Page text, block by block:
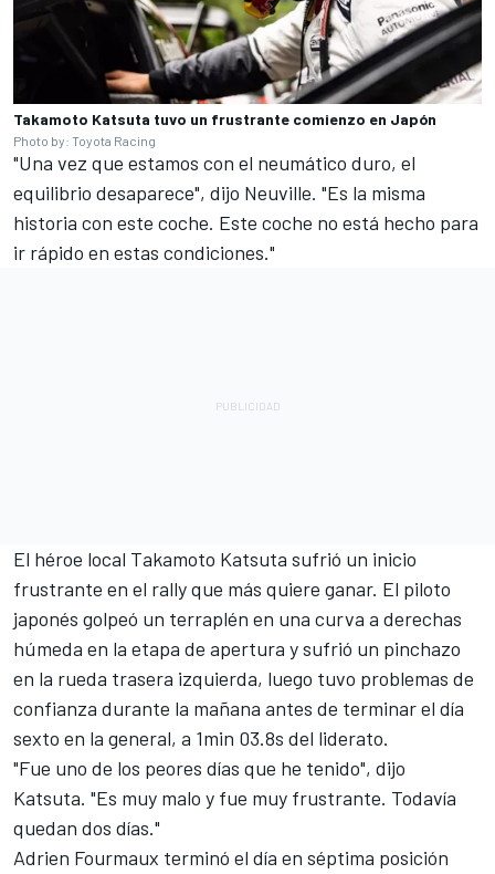
Takamoto Katsuta tuvo un frustrante comienzo en Japón
Photo by: Toyota Racing
"Una vez que estamos con el neumático duro, el
equilibrio desaparece", dijo Neuville. "Es la misma
historia con este coche. Este coche no está hecho para
ir rápido en estas condiciones."
El héroe local Takamoto Katsuta sufrió un inicio
frustrante en el rally que más quiere ganar. El piloto
japonés golpeó un terraplén en una curva a derechas
húmeda en la etapa de apertura y sufrió un pinchazo
en la rueda trasera izquierda, luego tuvo problemas de
confianza durante la mañana antes de terminar el día
sexto en la general, a 1min 03.8s del liderato.
"Fue uno de los peores días que he tenido", dijo
Katsuta. "Es muy malo y fue muy frustrante. Todavía
quedan dos días."
Adrien Fourmaux terminó el día en séptima posición